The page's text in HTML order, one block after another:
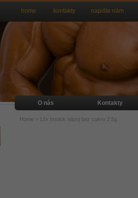
home kontakty napište nám
O nás Kontakty
Home > 12x Instick nápoj bez cukru 2.5g